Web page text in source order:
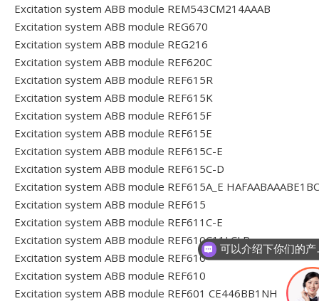
Excitation system ABB module REM543CM214AAAB
Excitation system ABB module REG670
Excitation system ABB module REG216
Excitation system ABB module REF620C
Excitation system ABB module REF615R
Excitation system ABB module REF615K
Excitation system ABB module REF615F
Excitation system ABB module REF615E
Excitation system ABB module REF615C-E
Excitation system ABB module REF615C-D
Excitation system ABB module REF615A_E
Excitation system ABB module REF615
Excitation system ABB module REF611C-E
Excitation system ABB module REF610C11LCLR
Excitation system ABB module REF610
Excitation system ABB module REF610
Excitation system ABB module REF601 CE446BB1NH
可